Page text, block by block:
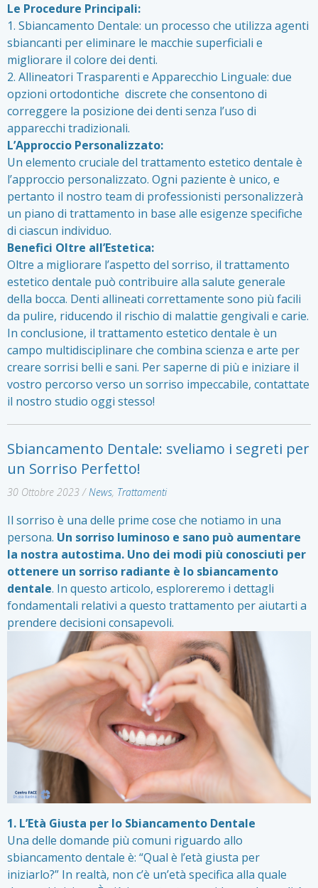
Le Procedure Principali:
1. Sbiancamento Dentale: un processo che utilizza agenti
sbiancanti per eliminare le macchie superficiali e
migliorare il colore dei denti.
2. Allineatori Trasparenti e Apparecchio Linguale: due
opzioni ortodontiche discrete che consentono di
correggere la posizione dei denti senza l’uso di
apparecchi tradizionali.
L’Approccio Personalizzato:
Un elemento cruciale del trattamento estetico dentale è
l’approccio personalizzato. Ogni paziente è unico, e
pertanto il nostro team di professionisti personalizzerà
un piano di trattamento in base alle esigenze specifiche
di ciascun individuo.
Benefici Oltre all’Estetica:
Oltre a migliorare l’aspetto del sorriso, il trattamento
estetico dentale può contribuire alla salute generale
della bocca. Denti allineati correttamente sono più facili
da pulire, riducendo il rischio di malattie gengivali e carie.
In conclusione, il trattamento estetico dentale è un
campo multidisciplinare che combina scienza e arte per
creare sorrisi belli e sani. Per saperne di più e iniziare il
vostro percorso verso un sorriso impeccabile, contattate
il nostro studio oggi stesso!
Sbiancamento Dentale: sveliamo i segreti per
un Sorriso Perfetto!
30 Ottobre 2023/News, Trattamenti
Il sorriso è una delle prime cose che notiamo in una
persona. Un sorriso luminoso e sano può aumentare
la nostra autostima. Uno dei modi più conosciuti per
ottenere un sorriso radiante è lo sbiancamento
dentale. In questo articolo, esploreremo i dettagli
fondamentali relativi a questo trattamento per aiutarti a
prendere decisioni consapevoli.
1. L’Età Giusta per lo Sbiancamento Dentale
Una delle domande più comuni riguardo allo
sbiancamento dentale è: “Qual è l’età giusta per
iniziarlo?” In realtà, non c’è un’età specifica alla quale